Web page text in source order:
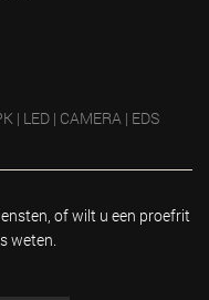
| LED | CAMERA | EDS
of wilt u een proefrit
weten.